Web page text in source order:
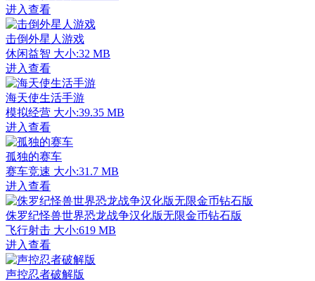
进入查看
击倒外星人游戏
休闲益智 大小:32 MB
进入查看
海天使生活手游
模拟经营 大小:39.35 MB
进入查看
孤独的赛车
赛车竞速 大小:31.7 MB
进入查看
侏罗纪怪兽世界恐龙战争汉化版无限金币钻石版
飞行射击 大小:619 MB
进入查看
声控忍者破解版